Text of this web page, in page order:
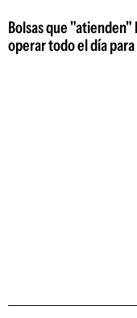
Bolsas que "atienden"
operar todo el día